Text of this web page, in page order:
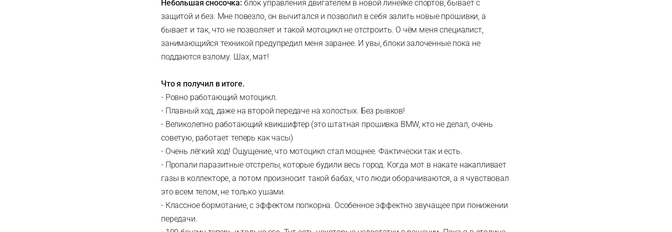
Небольшая сносочка: блок управления двигателем в новой линейке спортов, бывает с
защитой и без. Мне повезло, он вычитался и позволил в себя залить новые прошивки, а
бывает и так, что не позволяет и такой мотоцикл не отстроить. О чём меня специалист,
занимающийся техникой предупредил меня заранее. И увы, блоки залоченные пока не
поддаются взлому. Шах, мат!
Что я получил в итоге.
- Ровно работающий мотоцикл.
- Плавный ход, даже на второй передаче на холостых. Без рывков!
- Великолепно работающий квикшифтер (это штатная прошивка BMW, кто не делал, очень
советую, работает теперь как часы)
- Очень лёгкий ход! Ощущение, что мотоцикл стал мощнее. Фактически так и есть.
- Пропали паразитные отстрелы, которые будили весь город. Когда мот в накате накапливает
газы в коллекторе, а потом произносит такой бабах, что люди оборачиваются, а я чувствовал
это всем телом, не только ушами.
- Классное бормотание, с эффектом попкорна. Особенное эффектно звучащее при понижении
передачи.